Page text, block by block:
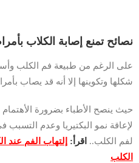
نصائح تمنع إصابة الكلاب
على الرغم من طبيعة فم الكلب
شكلها وتكوينها إلا أنه قد يصاب
حيث ينصح الأطباء بضرورة
لإعاقة نمو البكتيريا وعدم التسبب
لفم الكلب.. اقرأ:
إلتهاب الفم عند
الكلب